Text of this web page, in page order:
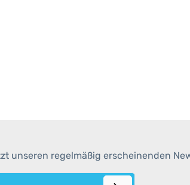
unseren regelmäßig erscheinenden